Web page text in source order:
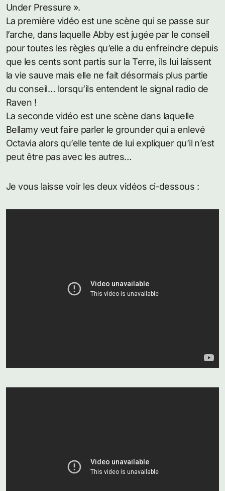
Under Pressure ».
La première vidéo est une scène qui se passe sur
l’arche, dans laquelle Abby est jugée par le conseil
pour toutes les règles qu’elle a du enfreindre depuis
que les cents sont partis sur la Terre, ils lui laissent
la vie sauve mais elle ne fait désormais plus partie
du conseil… lorsqu’ils entendent le signal radio de
Raven !
La seconde vidéo est une scène dans laquelle
Bellamy veut faire parler le grounder qui a enlevé
Octavia alors qu’elle tente de lui expliquer qu’il n’est
peut être pas avec les autres…
Je vous laisse voir les deux vidéos ci-dessous :